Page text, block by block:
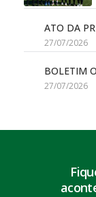
ATO DA
27/07/2026
BOLETIM
27/07/2026